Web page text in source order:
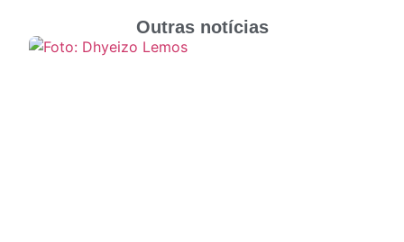
Outras notícias